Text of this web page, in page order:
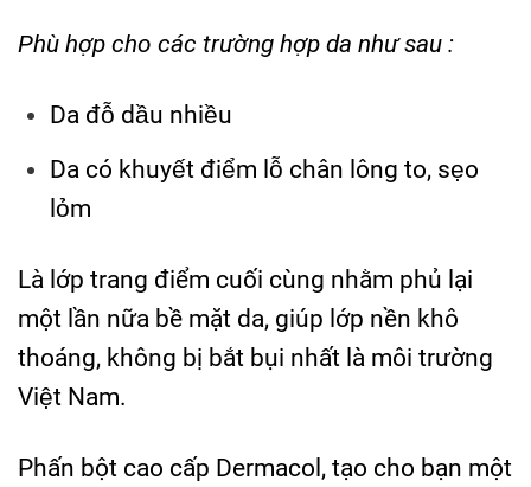
Phù hợp cho các trường hợp da như sau :
Da đỗ dầu nhiều
Da có khuyết điểm lỗ chân lông to, sẹo
lỏm
Là lớp trang điểm cuối cùng nhằm phủ lại
một lần nữa bề mặt da, giúp lớp nền khô
thoáng, không bị bắt bụi nhất là môi trường
Việt Nam.
Phấn bột cao cấp Dermacol, tạo cho bạn một